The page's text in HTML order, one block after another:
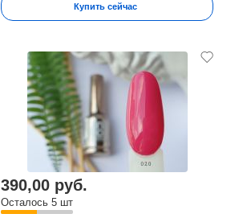
Купить сейчас
390,00 руб.
Осталось 5 шт